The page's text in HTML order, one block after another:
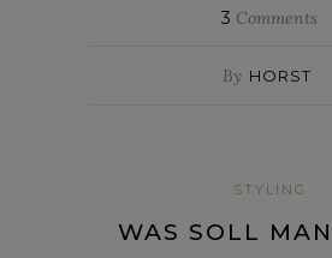
3 Comments
By HORST
STYLING
WAS SOLL